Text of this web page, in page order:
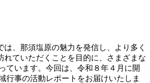
は、那須塩原の魅力を発信し、より多く
れていただくことを目的に、さまざまな
ています。今回は、令和８年４月に開
行事の活動レポートをお届けいたしま